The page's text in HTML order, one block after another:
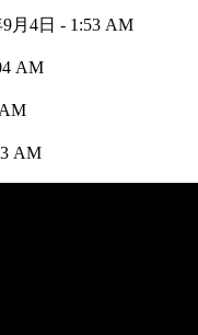
9月4日 - 1:53 AM
AM
AM